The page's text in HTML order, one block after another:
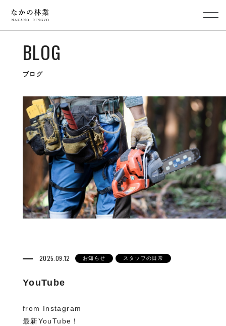
BLOG
ブログ
2025.09.12 お知らせ スタッフの日常
YouTube
from Instagram
最新YouTube！